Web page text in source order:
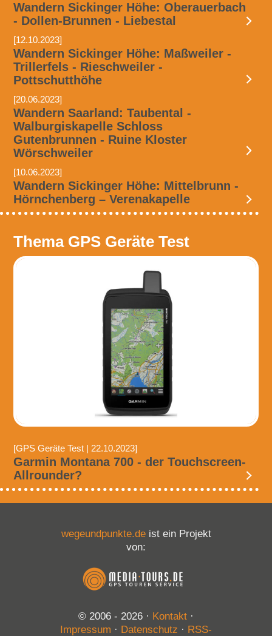
Wandern Sickinger Höhe: Oberauerbach
- Dollen-Brunnen - Liebestal
[12.10.2023]
Wandern Sickinger Höhe: Maßweiler -
Trillerfels - Rieschweiler -
Pottschutthöhe
[20.06.2023]
Wandern Saarland: Taubental -
Walburgiskapelle Schloss
Gutenbrunnen - Ruine Kloster
Wörschweiler
[10.06.2023]
Wandern Sickinger Höhe: Mittelbrunn -
Hörnchenberg – Verenakapelle
Thema GPS Geräte Test
[GPS Geräte Test | 22.10.2023]
Garmin Montana 700 - der Touchscreen-
Allrounder?
wegeundpunkte.deist ein Projekt
von:
© 2006 - 2026 · Kontakt ·
Impressum · Datenschutz · RSS-